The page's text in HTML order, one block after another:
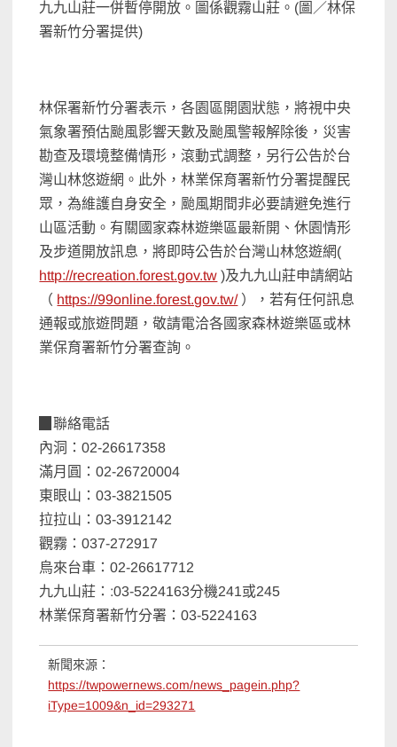
九九山莊一併暫停開放。圖係觀霧山莊。(圖／林保
署新竹分署提供)
林保署新竹分署表示，各園區開園狀態，將視中央
氣象署預估颱風影響天數及颱風警報解除後，災害
勘查及環境整備情形，滾動式調整，另行公告於台
灣山林悠遊網。此外，林業保育署新竹分署提醒民
眾，為維護自身安全，颱風期間非必要請避免進行
山區活動。有關國家森林遊樂區最新開、休園情形
及步道開放訊息，將即時公告於台灣山林悠遊網(
http://recreation.forest.gov.tw )及九九山莊申請網站
（ https://99online.forest.gov.tw/），若有任何訊息
通報或旅遊問題，敬請電洽各國家森林遊樂區或林
業保育署新竹分署查詢。
▉聯絡電話
內洞：02-26617358
滿月圓：02-26720004
東眼山：03-3821505
拉拉山：03-3912142
觀霧：037-272917
烏來台車：02-26617712
九九山莊：:03-5224163分機241或245
林業保育署新竹分署：03-5224163
新聞來源：
https://twpowernews.com/news_pagein.php?
iType=1009&n_id=293271